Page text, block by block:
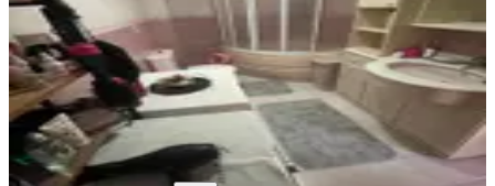
2+1· 95 m²· 3. Kat 05.08.2026
1.750.000 ₺1.800.000 ₺
Süleyman Altınay
Ara